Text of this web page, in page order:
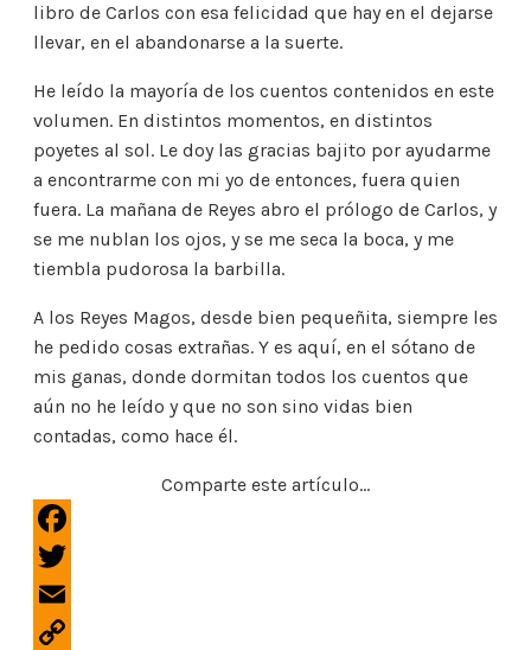
libro de Carlos con esa felicidad que hay en el dejarse
llevar, en el abandonarse a la suerte.
He leído la mayoría de los cuentos contenidos en este
volumen. En distintos momentos, en distintos
poyetes al sol. Le doy las gracias bajito por ayudarme
a encontrarme con mi yo de entonces, fuera quien
fuera. La mañana de Reyes abro el prólogo de Carlos, y
se me nublan los ojos, y se me seca la boca, y me
tiembla pudorosa la barbilla.
A los Reyes Magos, desde bien pequeñita, siempre les
he pedido cosas extrañas. Y es aquí, en el sótano de
mis ganas, donde dormitan todos los cuentos que
aún no he leído y que no son sino vidas bien
contadas, como hace él.
Comparte este artículo...
F
a
c
e
T
E